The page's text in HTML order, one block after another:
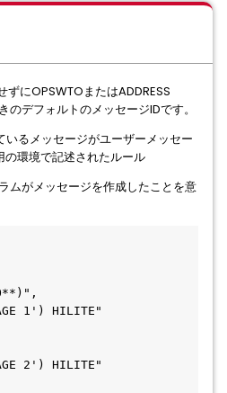
ずにOPSWTOまたはADDRESS
デフォルトのメッセージIDです。
いるメッセージがユーザーメッセー
環境で記述されたルール
ムがメッセージを作成したことを意
"TSO"
1') HILITE"
"WTO"
2') HILITE"